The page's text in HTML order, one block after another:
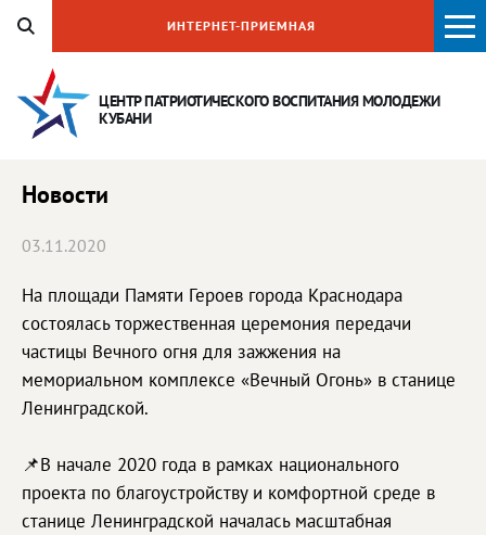
ЦЕНТР ПАТРИОТИЧЕСКОГО ВОСПИТАНИЯМОЛОДЕЖИ
КУБАНИ
ИНТЕРНЕТ-ПРИЕМНАЯ
Новости
03.11.2020
На площади Памяти Героев города Краснодара
состоялась торжественная церемония передачи
частицы Вечного огня для зажжения на
мемориальном комплексе «Вечный Огонь» в станице
Ленинградской.
📌В начале 2020 года в рамках национального
проекта по благоустройству и комфортной среде в
станице Ленинградской началась масштабная